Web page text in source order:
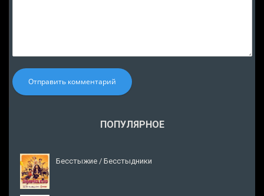
Отправить комментарий
ПОПУЛЯРНОЕ
Бесстыжие / Бесстыдники